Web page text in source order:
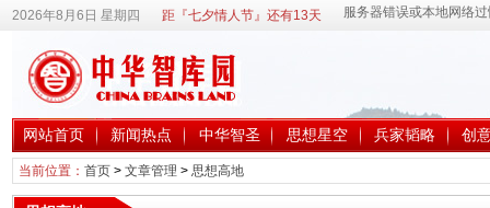
2026年8月6日 星期四 距『七夕情人节』还有13天
网站首页 新闻热点 中华智圣 思想星空 兵家韬略 创
当前位置： 首页> 文章管理 > 思想高地